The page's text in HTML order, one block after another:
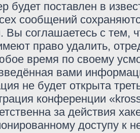
будет поставлен в
сообщений
Вы соглашаетесь с тем,
право удалить,
время по своему
вами
не будет открыта
конференции
за действия
доступу к